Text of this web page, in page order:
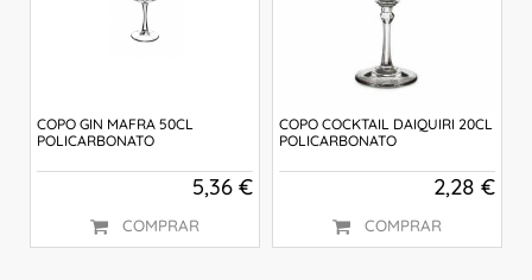
COPO GIN MAFRA 50CL
POLICARBONATO
5,36 €
COMPRAR
COPO COCKTAIL DAIQUIRI 20CL
POLICARBONATO
2,28 €
COMPRAR